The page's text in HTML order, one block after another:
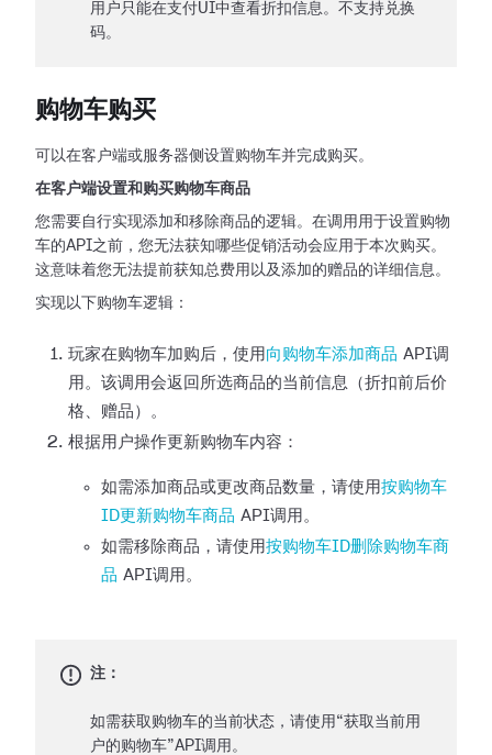
用户只能在支付UI中查看折扣信息。不支持兑换
码。
购物车购买
可以在客户端或服务器侧设置购物车并完成购买。
在客户端设置和购买购物车商品
您需要自行实现添加和移除商品的逻辑。在调用用于设置购物
车的API之前，您无法获知哪些促销活动会应用于本次购买。
这意味着您无法提前获知总费用以及添加的赠品的详细信息。
实现以下购物车逻辑：
玩家在购物车加购后，使用 向购物车添加商品 API调
用。该调用会返回所选商品的当前信息（折扣前后价
格、赠品）。
根据用户操作更新购物车内容：
如需添加商品或更改商品数量，请使用按购物车
ID更新购物车商品 API调用。
如需移除商品，请使用按购物车ID删除购物车商
品 API调用。
注：
如需获取购物车的当前状态，请使用“获取当前用
户的购物车”API调用。